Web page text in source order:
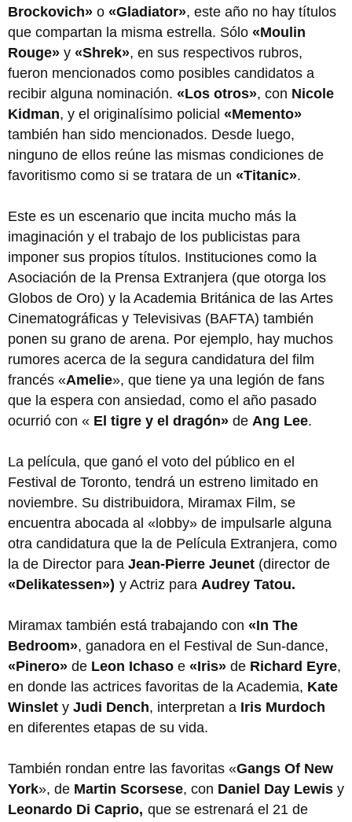
Brockovich» o «Gladiator», este año no hay títulos
que compartan la misma estrella. Sólo «Moulin
Rouge» y «Shrek», en sus respectivos rubros,
fueron mencionados como posibles candidatos a
recibir alguna nominación. «Los otros», con Nicole
Kidman, y el originalísimo policial «Memento»
también han sido mencionados. Desde luego,
ninguno de ellos reúne las mismas condiciones de
favoritismo como si se tratara de un «Titanic».
Este es un escenario que incita mucho más la
imaginación y el trabajo de los publicistas para
imponer sus propios títulos. Instituciones como la
Asociación de la Prensa Extranjera (que otorga los
Globos de Oro) y la Academia Británica de las Artes
Cinematográficas y Televisivas (BAFTA) también
ponen su grano de arena. Por ejemplo, hay muchos
rumores acerca de la segura candidatura del film
francés «Amelie», que tiene ya una legión de fans
que la espera con ansiedad, como el año pasado
ocurrió con « El tigre y el dragón» de Ang Lee.
La película, que ganó el voto del público en el
Festival de Toronto, tendrá un estreno limitado en
noviembre. Su distribuidora, Miramax Film, se
encuentra abocada al «lobby» de impulsarle alguna
otra candidatura que la de Película Extranjera, como
la de Director para Jean-Pierre Jeunet (director de
«Delikatessen») y Actriz para Audrey Tatou.
Miramax también está trabajando con «In The
Bedroom», ganadora en el Festival de Sun-dance,
«Pinero» de Leon Ichaso e «Iris» de Richard Eyre,
en donde las actrices favoritas de la Academia, Kate
Winslet y Judi Dench, interpretan a Iris Murdoch
en diferentes etapas de su vida.
También rondan entre las favoritas «Gangs Of New
York», de Martin Scorsese, con Daniel Day Lewis y
Leonardo Di Caprio, que se estrenará el 21 de